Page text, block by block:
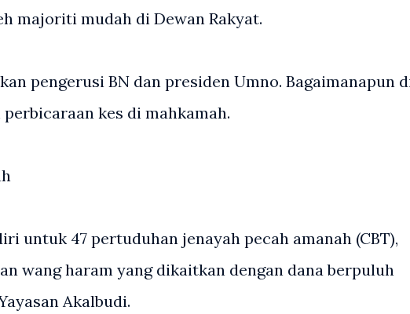
majoriti mudah di Dewan Rakyat.
pengerusi BN dan presiden Umno. Bagaimanapun
kes di mahkamah.
untuk 47 pertuduhan jenayah pecah amanah (CBT),
wang haram yang dikaitkan dengan dana berpuluh
Akalbudi.